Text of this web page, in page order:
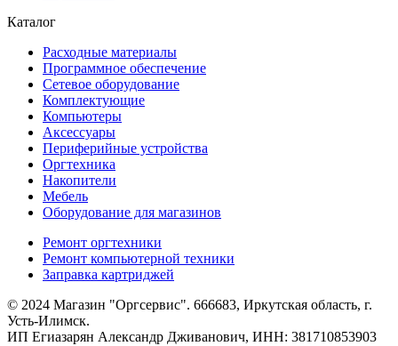
Каталог
Расходные материалы
Программное обеспечение
Сетевое оборудование
Комплектующие
Компьютеры
Аксессуары
Периферийные устройства
Оргтехника
Накопители
Мебель
Оборудование для магазинов
Ремонт оргтехники
Ремонт компьютерной техники
Заправка картриджей
© 2024 Магазин "Оргсервис". 666683, Иркутская область, г.
Усть-Илимск.
ИП Егиазарян Александр Дживанович, ИНН: 381710853903